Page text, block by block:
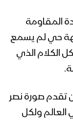
المقاومة
حي لم يسمع
كل الكلام الذي
تقدم صورة نصر
ولكل